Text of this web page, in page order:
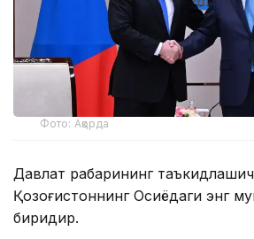
Фото: Ақорда
Давлат раҳбарининг
Қозоғистоннинг Осиёдаги энг
биридир.